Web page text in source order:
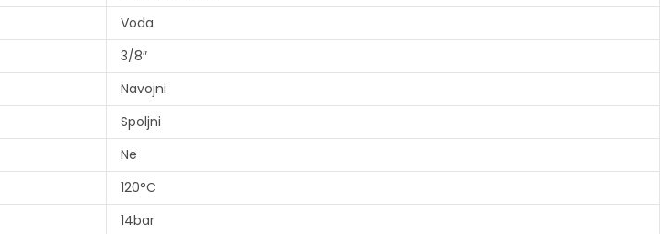
Voda
3/8″
Navojni
Spoljni
Ne
120°C
14bar